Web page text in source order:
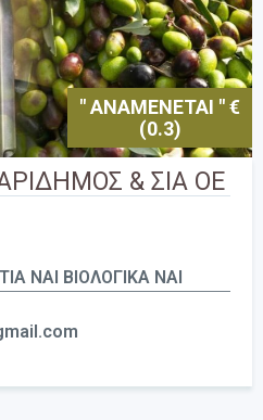
" ΑΝΑΜΕΝΕΤΑΙ " €
(0.3)
& ΣΙΑ ΟΕ
ΝΑΙ ΒΙΟΛΟΓΙΚΑ ΝΑΙ